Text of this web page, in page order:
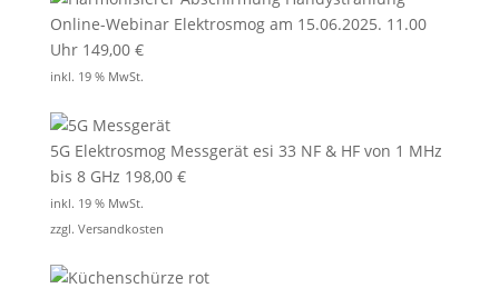
Online-Webinar Elektrosmog am 15.06.2025. 11.00
Uhr 149,00 €
inkl. 19 % MwSt.
5G Elektrosmog Messgerät esi 33 NF & HF von 1 MHz
bis 8 GHz 198,00 €
inkl. 19 % MwSt.
zzgl. Versandkosten